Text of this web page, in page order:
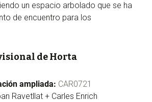
un espacio arbolado que se ha
de encuentro para los
de Horta
ampliada: CAR0721
Ravetllat + Carles Enrich